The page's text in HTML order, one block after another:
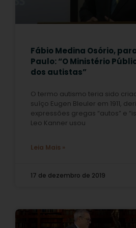
Fábio Medina Osório,
Paulo: “O Ministério
dos autistas”
O termo autismo teria sido
suíço Eugen Bleuler em 1911,
expressões gregas “autos” e
Leo Kanner usou
Leia Mais »
17 de dezembro de 2019